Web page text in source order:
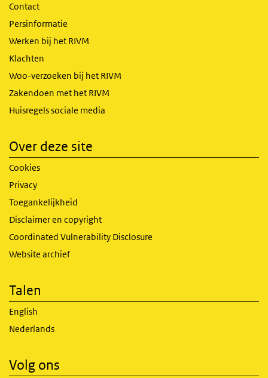
Contact
Persinformatie
Werken bij het RIVM
Klachten
Woo-verzoeken bij het RIVM
Zakendoen met het RIVM
Huisregels sociale media
Over deze site
Cookies
Privacy
Toegankelijkheid
Disclaimer en copyright
Coordinated Vulnerability Disclosure
Website archief
Talen
English
Nederlands
Volg ons